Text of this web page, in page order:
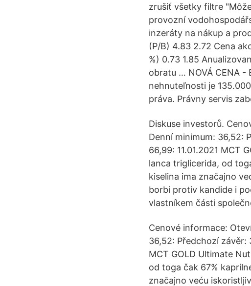
zrušiť všetky filtre
provozní
inzeráty na nákup a
(P/B) 4.83 2.72 Cena
%) 0.73 1.85
obratu … NOVÁ CENA -
nehnuteľnosti je
práva. Právny servis
Diskuse investorů.
Denní minimum: 36,52:
66,99: 11.01.2021 MCT
lanca triglicerida, od
kiselina ima značajno
borbi protiv kandide i
vlastníkem části
Cenové informace:
36,52: Předchozí závěr:
MCT GOLD Ultimate
od toga čak 67%
značajno veću